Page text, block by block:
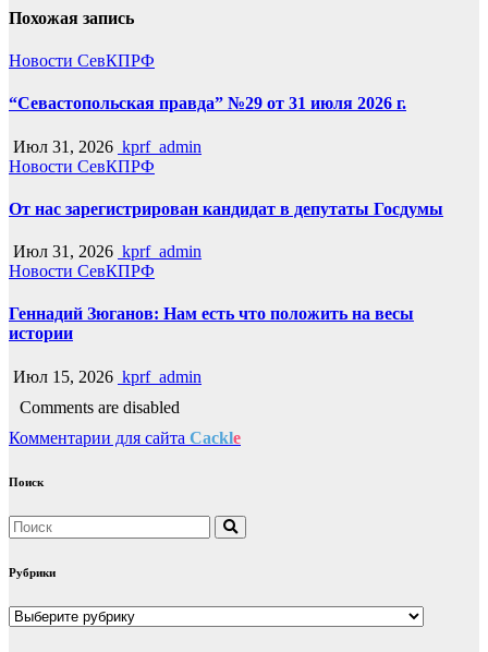
Похожая запись
Новости СевКПРФ
“Севастопольская правда” №29 от 31 июля 2026 г.
Июл 31, 2026 kprf_admin
Новости СевКПРФ
От нас зарегистрирован кандидат в депутаты Госдумы
Июл 31, 2026 kprf_admin
Новости СевКПРФ
Геннадий Зюганов: Нам есть что положить на весы
истории
Июл 15, 2026 kprf_admin
Comments are disabled
Комментарии для сайта Cackle
Поиск
Рубрики
Рубрики